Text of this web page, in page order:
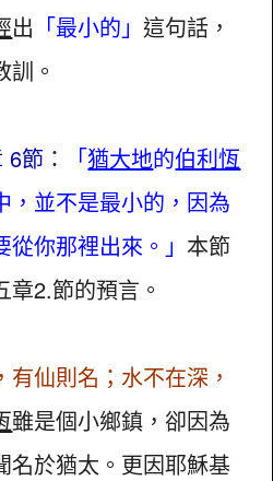
出 「最小的」這句話，
。
6節 ： 「猶大地的伯利恆
，並不是最小的，因為
你那裡出來。」 本節
章2.節的預言。
有仙則名；水不在深，
雖是個小鄉鎮，卻因為
名於猶太。更因耶穌基